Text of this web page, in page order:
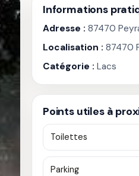
Informations
Adresse : 87470
Localisation : 87470
Catégorie : Lacs
Points utiles à
Toilettes
Parking